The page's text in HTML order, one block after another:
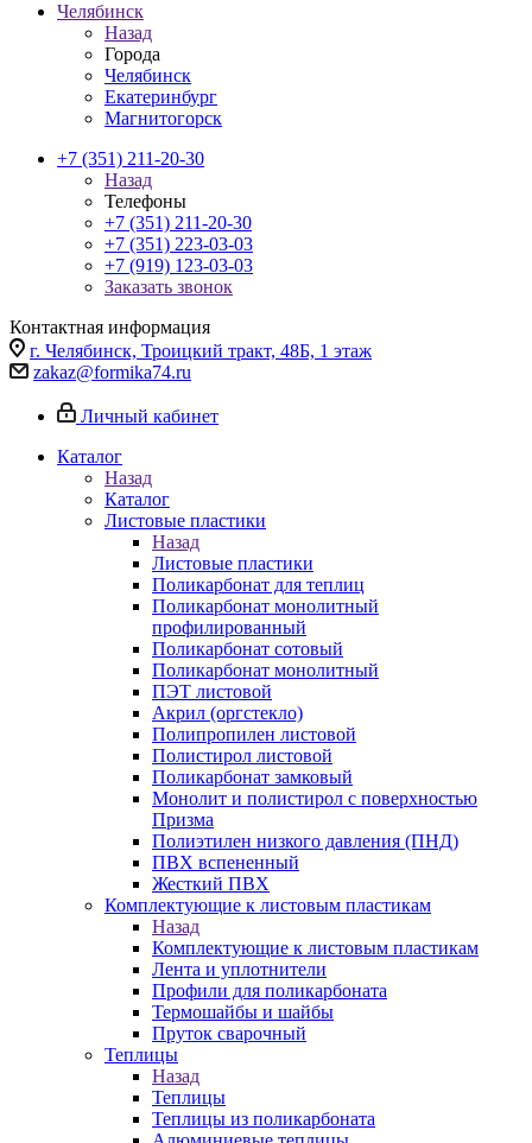
Челябинск
Назад
Города
Челябинск
Екатеринбург
Магнитогорск
+7 (351) 211-20-30
Назад
Телефоны
+7 (351) 211-20-30
+7 (351) 223-03-03
+7 (919) 123-03-03
Заказать звонок
Контактная информация
г. Челябинск, Троицкий тракт, 48Б, 1 этаж
zakaz@formika74.ru
Личный кабинет
Каталог
Назад
Каталог
Листовые пластики
Назад
Листовые пластики
Поликарбонат для теплиц
Поликарбонат монолитный
профилированный
Поликарбонат сотовый
Поликарбонат монолитный
ПЭТ листовой
Акрил (оргстекло)
Полипропилен листовой
Полистирол листовой
Поликарбонат замковый
Монолит и полистирол с поверхностью
Призма
Полиэтилен низкого давления (ПНД)
ПВХ вспененный
Жесткий ПВХ
Комплектующие к листовым пластикам
Назад
Комплектующие к листовым пластикам
Лента и уплотнители
Профили для поликарбоната
Термошайбы и шайбы
Пруток сварочный
Теплицы
Назад
Теплицы
Теплицы из поликарбоната